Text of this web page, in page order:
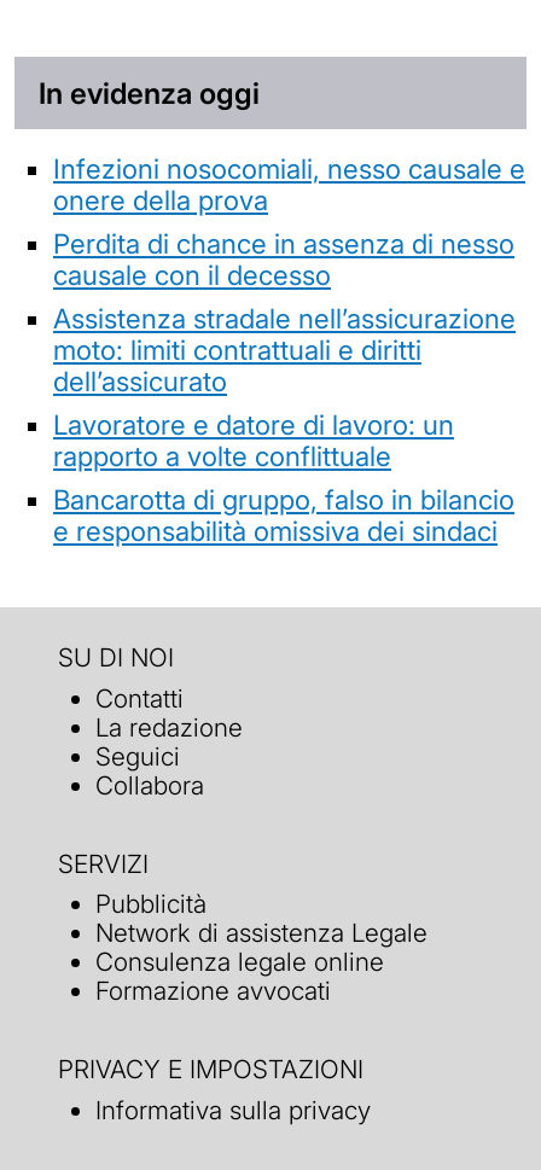
In evidenza oggi
Infezioni nosocomiali, nesso causale e
onere della prova
Perdita di chance in assenza di nesso
causale con il decesso
Assistenza stradale nell’assicurazione
moto: limiti contrattuali e diritti
dell’assicurato
Lavoratore e datore di lavoro: un
rapporto a volte conflittuale
Bancarotta di gruppo, falso in bilancio
e responsabilità omissiva dei sindaci
SU DI NOI
Contatti
La redazione
Seguici
Collabora
SERVIZI
Pubblicità
Network di assistenza Legale
Consulenza legale online
Formazione avvocati
PRIVACY E IMPOSTAZIONI
Informativa sulla privacy